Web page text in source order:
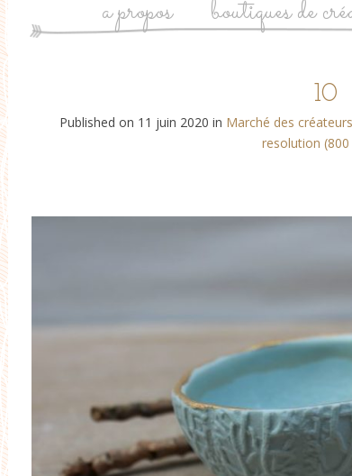
a propos boutiques de
10
Published on 11 juin 2020 in Marché des
resolution (800